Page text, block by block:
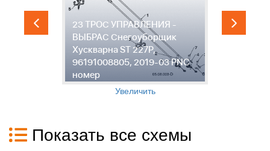
23 ТРОС УПРАВЛЕНИЯ -
ВЫБРАС Снегоуборщик
Хускварна ST 227P,
96191008805, 2019-03 PNC
номер
Увеличить
Показать все схемы